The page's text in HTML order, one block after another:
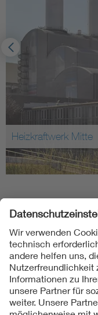
Heizkraftwerk Mitte
Folgen Sie uns